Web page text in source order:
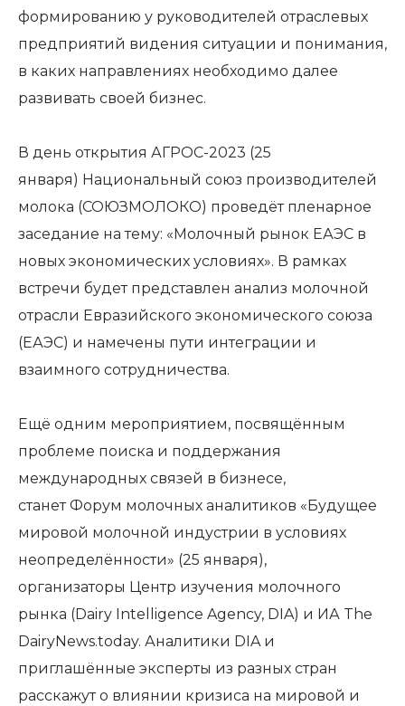
формированию у руководителей отраслевых
предприятий видения ситуации и понимания,
в каких направлениях необходимо далее
развивать своей бизнес.
В день открытия АГРОС-2023 (25
января) Национальный союз производителей
молока (СОЮЗМОЛОКО) проведёт пленарное
заседание на тему: «Молочный рынок ЕАЭС в
новых экономических условиях». В рамках
встречи будет представлен анализ молочной
отрасли Евразийского экономического союза
(ЕАЭС) и намечены пути интеграции и
взаимного сотрудничества.
Ещё одним мероприятием, посвящённым
проблеме поиска и поддержания
международных связей в бизнесе,
станет Форум молочных аналитиков «Будущее
мировой молочной индустрии в условиях
неопределённости» (25 января),
организаторы Центр изучения молочного
рынка (Dairy Intelligence Agency, DIA) и ИА The
DairyNews.today. Аналитики DIA и
приглашённые эксперты из разных стран
расскажут о влиянии кризиса на мировой и